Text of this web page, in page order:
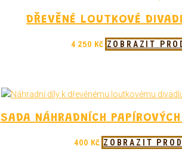
DŘEVĚNÉ LOUTKOVÉ
4 250 Kč ZOBRAZIT
SADA NÁHRADNÍCH
400 Kč ZOBRAZIT